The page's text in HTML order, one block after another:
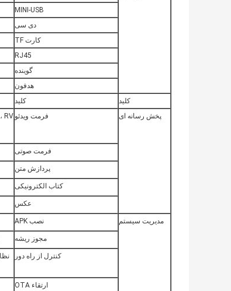
MINI-USB
دی سی
کارت TF
RJ45
گوینده
هدفون
کلید
کلید
پخش رسانه ای
فرمت ویدئو
فرمت صوتی
پردازش متن
کتاب الکترونیکی
عکس
مدیریت سیستم نصب APK
مجوز ریشه
کنترل از راه دور
ارتقاء OTA